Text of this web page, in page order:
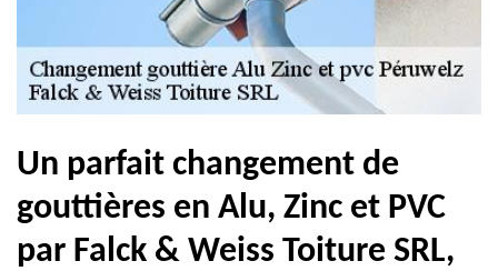
Un parfait changement de
gouttières en Alu, Zinc et PVC
par Falck & Weiss Toiture SRL,